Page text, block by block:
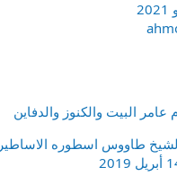
عامر البيت والكنوز والدفاين
طاووس اسطوره الاساطير
2019